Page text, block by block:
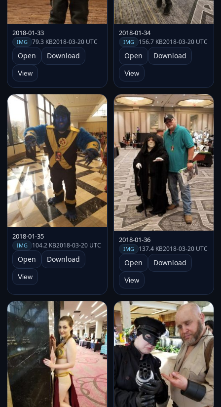
2018-01-33
IMG 79.3 KB2018-03-20 UTC
Open Download
View
2018-01-34
IMG 156.7 KB2018-03-20 UTC
Open Download
View
2018-01-35
IMG 104.2 KB2018-03-20 UTC
Open Download
View
2018-01-36
IMG 137.4 KB2018-03-20 UTC
Open Download
View